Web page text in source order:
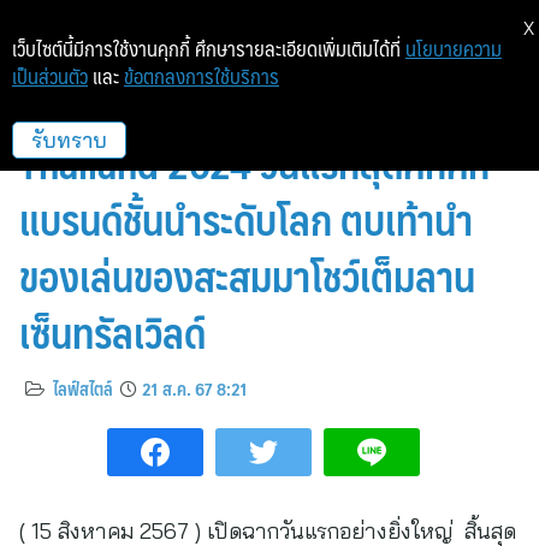
เริ่มแล้ว! Disney Toy Expo
Thailand 2024 วันแรกสุดคึกคัก
แบรนด์ชั้นนำระดับโลก ตบเท้านำ
ของเล่นของสะสมมาโชว์เต็มลาน
เซ็นทรัลเวิลด์
ไลฟ์สไตล์ 21 ส.ค. 67 8:21
( 15 สิงหาคม 2567 ) เปิดฉากวันแรกอย่างยิ่งใหญ่ สิ้นสุด
เว็บไซต์นี้มีการใช้งานคุกกี้ ศึกษารายละเอียดเพิ่มเติมได้ที่ นโยบายความ
เป็นส่วนตัว และ ข้อตกลงการใช้บริการ
รับทราบ
X